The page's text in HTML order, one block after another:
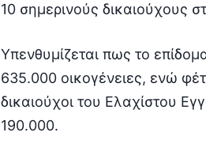
10 σημερινούς δικαιούχους
Υπενθυμίζεται πως το
635.000 οικογένειες, ενώ
δικαιούχοι του Ελαχίστου
190.000.